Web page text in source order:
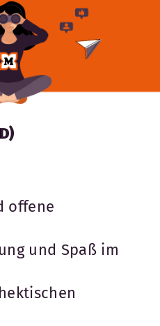
offene
und Spaß im